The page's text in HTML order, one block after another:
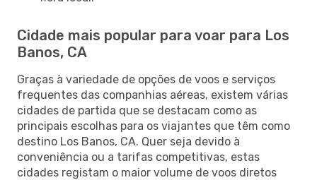
Cidade mais popular para voar para Los
Banos, CA
Graças à variedade de opções de voos e serviços
frequentes das companhias aéreas, existem várias
cidades de partida que se destacam como as
principais escolhas para os viajantes que têm como
destino Los Banos, CA. Quer seja devido à
conveniência ou a tarifas competitivas, estas
cidades registam o maior volume de voos diretos